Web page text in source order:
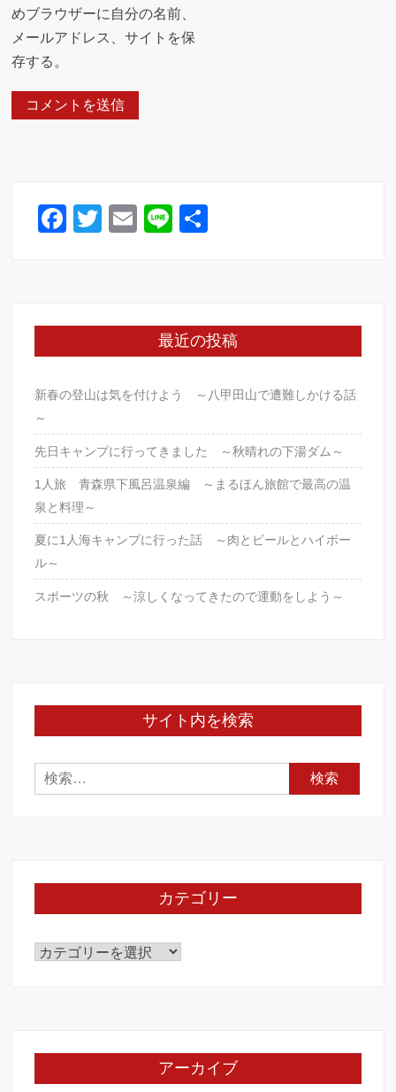
めブラウザーに自分の名前、
メールアドレス、サイトを保
存する。
F
b
o
o
T
E
Li
最近の投稿
新春の登山は気を付けよう ～八甲田山で遭難しかける話
～
先日キャンプに行ってきました ～秋晴れの下湯ダム～
1人旅 青森県下風呂温泉編 ～まるほん旅館で最高の温
泉と料理～
夏に1人海キャンプに行った話 ～肉とビールとハイボー
ル～
スポーツの秋 ～涼しくなってきたので運動をしよう～
サイト内を検索
索:
カテゴリー
カ
アーカイブ